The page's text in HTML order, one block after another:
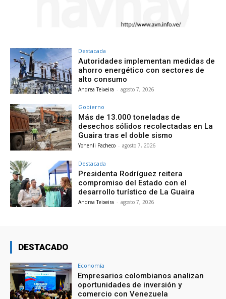
Destacada
Autoridades implementan medidas de
ahorro energético con sectores de
alto consumo
Andrea Teixeira - agosto 7, 2026
Gobierno
Más de 13.000 toneladas de
desechos sólidos recolectadas en La
Guaira tras el doble sismo
Yohenli Pacheco - agosto 7, 2026
Destacada
Presidenta Rodríguez reitera
compromiso del Estado con el
desarrollo turístico de La Guaira
Andrea Teixeira - agosto 7, 2026
DESTACADO
Economía
Empresarios colombianos analizan
oportunidades de inversión y
comercio con Venezuela